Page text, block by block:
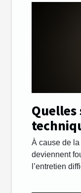
Quelles
À cause de
deviennent
l’entretien